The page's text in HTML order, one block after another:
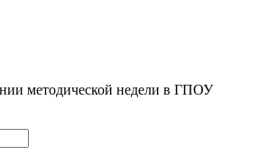
методической недели в ГПОУ